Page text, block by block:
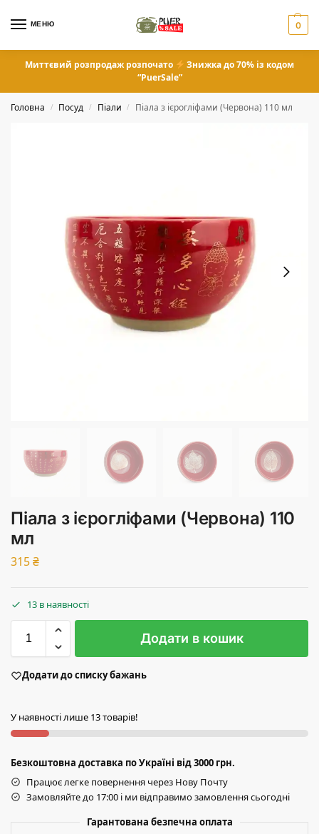
МЕНЮ 0
Миттєвий розпродаж розпочато
Знижка до 70% із кодом
“PuerSale”
Головна / Посуд / Піали / Піала з ієрогліфами (Червона) 110 мл
Піала з ієрогліфами (Червона) 110
мл
315₴
13 в наявності
Додати в кошик
Додати до списку бажань
У наявності лише 13 товарів!
Безкоштовна доставка по Україні від 3000 грн.
Працює легке повернення через Нову Почту
Замовляйте до 17:00 і ми відправимо замовлення сьогодні
Гарантована безпечна оплата